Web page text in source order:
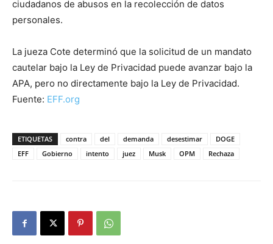
ciudadanos de abusos en la recolección de datos
personales.
La jueza Cote determinó que la solicitud de un mandato
cautelar bajo la Ley de Privacidad puede avanzar bajo la
APA, pero no directamente bajo la Ley de Privacidad.
Fuente: EFF.org
ETIQUETAS contra del demanda desestimar
DOGE
EFF
Gobierno intento juez Musk OPM Rechaza